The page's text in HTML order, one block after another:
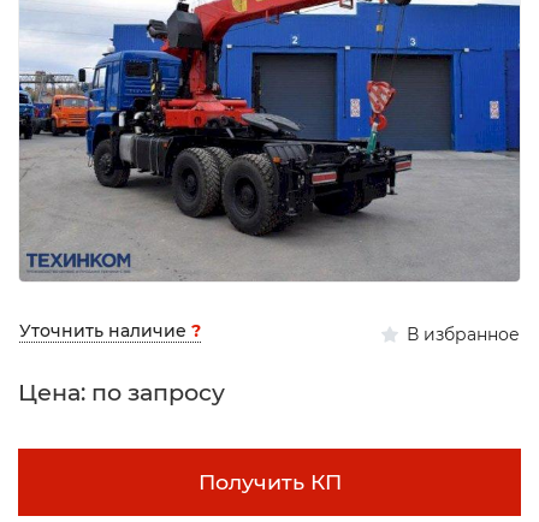
Уточнить наличие ? В избранное
Цена: по запросу
Получить КП